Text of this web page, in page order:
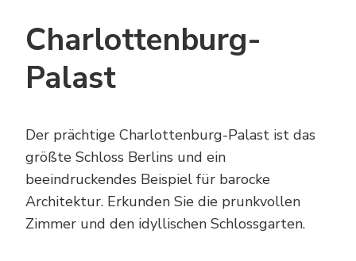
Charlottenburg-
Palast
Der prächtige Charlottenburg-Palast ist das
größte Schloss Berlins und ein
beeindruckendes Beispiel für barocke
Architektur. Erkunden Sie die prunkvollen
Zimmer und den idyllischen Schlossgarten.